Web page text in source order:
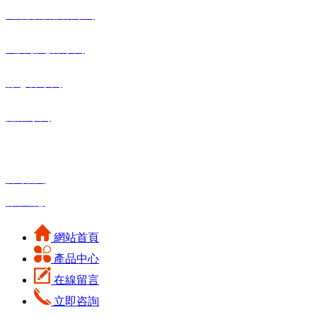
網站首頁
產品中心
在線留言
立即咨詢